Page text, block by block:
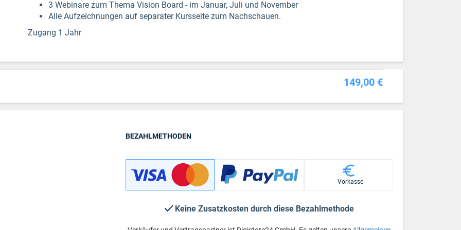
3 Webinare zum Thema Vision Board - im Januar, Juli und November
Alle Aufzeichnungen auf separater Kursseite zum Nachschauen.
Zugang 1 Jahr
149,00 €
BEZAHLMETHODEN
Vorkasse
Keine Zusatzkosten durch diese Bezahlmethode